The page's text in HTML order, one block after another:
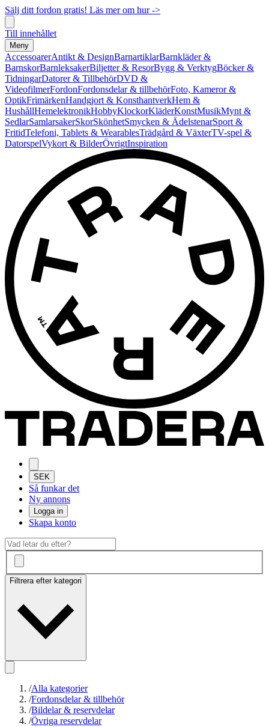
Sälj ditt fordon gratis! Läs mer om hur ->
Till innehållet
Meny
AccessoarerAntikt & DesignBarnartiklarBarnkläder &
BarnskorBarnleksakerBiljetter & ResorBygg & VerktygBöcker &
TidningarDatorer & TillbehörDVD &
VideofilmerFordonFordonsdelar & tillbehörFoto, Kameror &
OptikFrimärkenHandgjort & KonsthantverkHem &
HushållHemelektronikHobbyKlockorKläderKonstMusikMynt &
SedlarSamlarsakerSkorSkönhetSmycken & ÄdelstenarSport &
FritidTelefoni, Tablets & WearablesTrädgård & VäxterTV-spel &
DatorspelVykort & BilderÖvrigtInspiration
SEK
Så funkar det
Ny annons
Logga in
Skapa konto
Filtrera efter kategori
/Alla kategorier
/Fordonsdelar & tillbehör
/Bildelar & reservdelar
/Övriga reservdelar